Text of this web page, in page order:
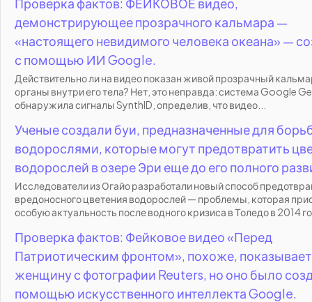
демонстрирующее прозрачного кальмара —
«настоящего невидимого человека океана» —
с помощью ИИ Google.
Действительно ли на видео показан живой прозрачный
органы внутри его тела? Нет, это неправда: система Google
обнаружила сигналы SynthID, определив, что видео...
Ученые создали буи, предназначенные для
водорослями, которые могут предотвратить
водорослей в озере Эри еще до его полного
Исследователи из Огайо разработали новый способ
вредоносного цветения водорослей — проблемы, которая
особую актуальность после водного кризиса в Толедо в 2014
Проверка фактов: Фейковое видео «Перед
Патриотическим фронтом», похоже, показывает
женщину с фотографии Reuters, но оно было
помощью искусственного интеллекта Google.